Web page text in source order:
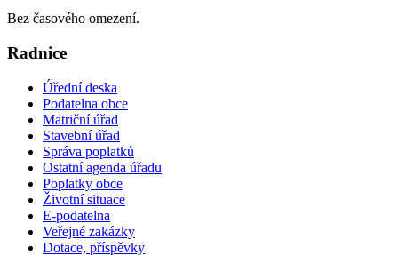
Bez časového omezení.
Radnice
Úřední deska
Podatelna obce
Matriční úřad
Stavební úřad
Správa poplatků
Ostatní agenda úřadu
Poplatky obce
Životní situace
E-podatelna
Veřejné zakázky
Dotace, příspěvky